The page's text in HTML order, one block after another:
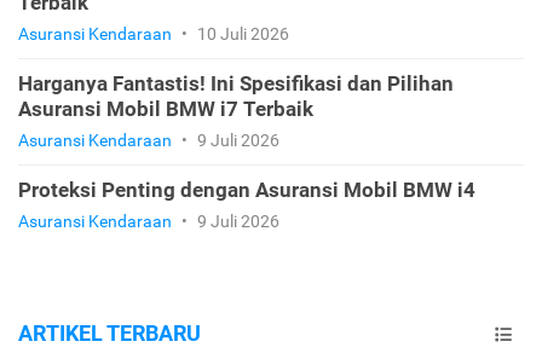
Asuransi Kendaraan • 10 Juli 2026
Harganya Fantastis! Ini Spesifikasi dan Pilihan
Asuransi Mobil BMW i7 Terbaik
Asuransi Kendaraan • 9 Juli 2026
Proteksi Penting dengan Asuransi Mobil BMW i4
Asuransi Kendaraan • 9 Juli 2026
ARTIKEL TERBARU